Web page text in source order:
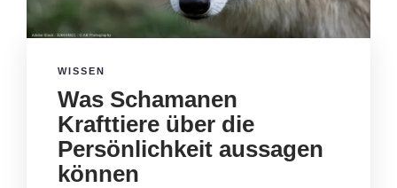
WISSEN
Was Schamanen
Krafttiere über die
Persönlichkeit aussagen
können